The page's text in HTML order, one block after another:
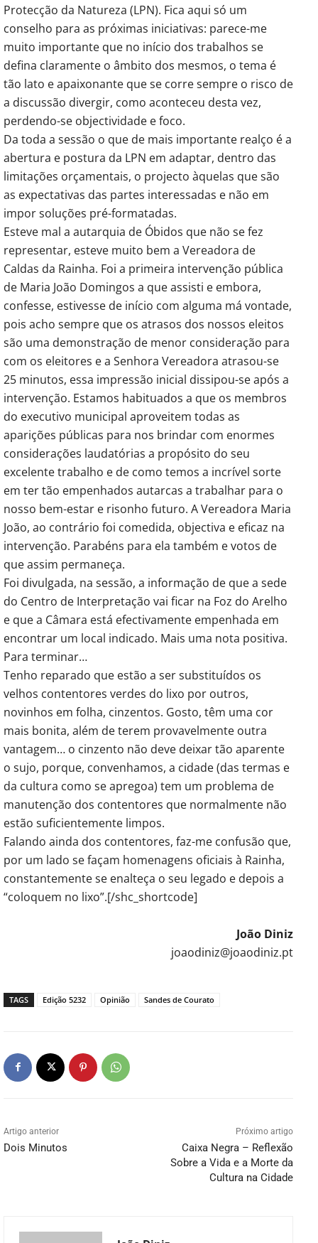
Protecção da Natureza (LPN). Fica aqui só um
conselho para as próximas iniciativas: parece-me
muito importante que no início dos trabalhos se
defina claramente o âmbito dos mesmos, o tema é
tão lato e apaixonante que se corre sempre o risco de
a discussão divergir, como aconteceu desta vez,
perdendo-se objectividade e foco.
Da toda a sessão o que de mais importante realço é a
abertura e postura da LPN em adaptar, dentro das
limitações orçamentais, o projecto àquelas que são
as expectativas das partes interessadas e não em
impor soluções pré-formatadas.
Esteve mal a autarquia de Óbidos que não se fez
representar, esteve muito bem a Vereadora de
Caldas da Rainha. Foi a primeira intervenção pública
de Maria João Domingos a que assisti e embora,
confesse, estivesse de início com alguma má vontade,
pois acho sempre que os atrasos dos nossos eleitos
são uma demonstração de menor consideração para
com os eleitores e a Senhora Vereadora atrasou-se
25 minutos, essa impressão inicial dissipou-se após a
intervenção. Estamos habituados a que os membros
do executivo municipal aproveitem todas as
aparições públicas para nos brindar com enormes
considerações laudatórias a propósito do seu
excelente trabalho e de como temos a incrível sorte
em ter tão empenhados autarcas a trabalhar para o
nosso bem-estar e risonho futuro. A Vereadora Maria
João, ao contrário foi comedida, objectiva e eficaz na
intervenção. Parabéns para ela também e votos de
que assim permaneça.
Foi divulgada, na sessão, a informação de que a sede
do Centro de Interpretação vai ficar na Foz do Arelho
e que a Câmara está efectivamente empenhada em
encontrar um local indicado. Mais uma nota positiva.
Para terminar…
Tenho reparado que estão a ser substituídos os
velhos contentores verdes do lixo por outros,
novinhos em folha, cinzentos. Gosto, têm uma cor
mais bonita, além de terem provavelmente outra
vantagem… o cinzento não deve deixar tão aparente
o sujo, porque, convenhamos, a cidade (das termas e
da cultura como se apregoa) tem um problema de
manutenção dos contentores que normalmente não
estão suficientemente limpos.
Falando ainda dos contentores, faz-me confusão que,
por um lado se façam homenagens oficiais à Rainha,
constantemente se enalteça o seu legado e depois a
“coloquem no lixo”.[/shc_shortcode]
João Diniz
joaodiniz@joaodiniz.pt
TAGS Edição 5232 Opinião Sandes de Courato
Artigo anterior
Dois Minutos
Próximo artigo
Caixa Negra – Reflexão
Sobre a Vida e a Morte da
Cultura na Cidade